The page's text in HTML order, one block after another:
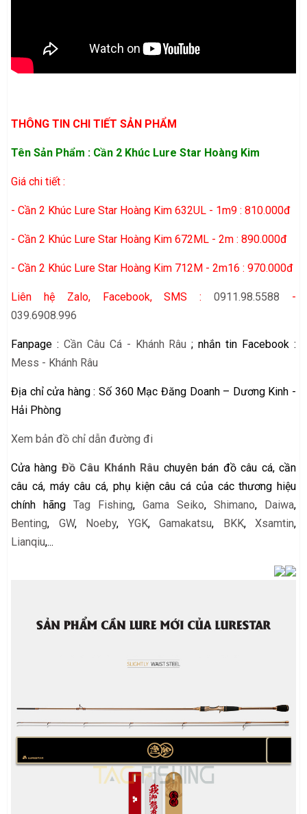
THÔNG TIN CHI TIẾT SẢN PHẨM
Tên Sản Phẩm : Cần 2 Khúc Lure Star Hoàng Kim
Giá chi tiết :
- Cần 2 Khúc Lure Star Hoàng Kim 632UL - 1m9 : 810.000đ
- Cần 2 Khúc Lure Star Hoàng Kim 672ML - 2m : 890.000đ
- Cần 2 Khúc Lure Star Hoàng Kim 712M - 2m16 : 970.000đ
Liên hệ Zalo, Facebook, SMS :0911.98.5588 -
039.6908.996
Fanpage : Cần Câu Cá - Khánh Râu ; nhắn tin Facebook :
Mess - Khánh Râu
Địa chỉ cửa hàng : Số 360 Mạc Đăng Doanh – Dương Kinh -
Hải Phòng
Xem bản đồ chỉ dẫn đường đi
Cửa hàng Đồ Câu Khánh Râu chuyên bán đồ câu cá, cần
câu cá, máy câu cá, phụ kiện câu cá của các thương hiệu
chính hãng Tag Fishing, Gama Seiko, Shimano, Daiwa,
Benting, GW, Noeby, YGK, Gamakatsu, BKK, Xsamtin,
Lianqiu,...